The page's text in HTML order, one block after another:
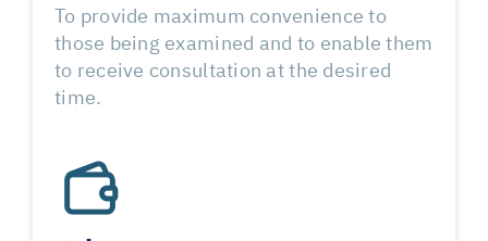
To provide maximum convenience to
those being examined and to enable them
to receive consultation at the desired
time.